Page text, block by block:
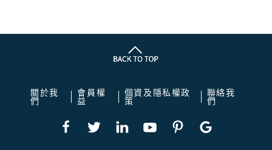
關於我
們
會員權
益
個資及隱私權政
策
聯絡我
們